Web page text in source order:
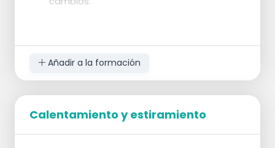
Añadir a la formación
Calentamiento y estiramiento